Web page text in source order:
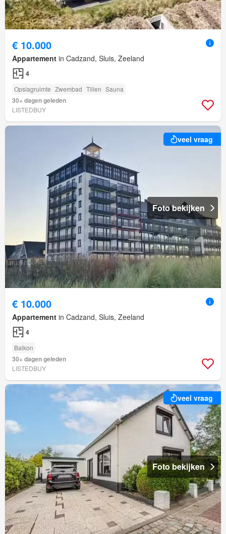
€ 10.000
Appartement in Cadzand, Sluis, Zeeland
4
Opslagruimte Zwembad Tillen Sauna
30+ dagen geleden
LISTEDBUY
veel vraag
Foto bekijken
€ 10.000
Appartement in Cadzand, Sluis, Zeeland
4
Balkon
30+ dagen geleden
LISTEDBUY
veel vraag
Foto bekijken